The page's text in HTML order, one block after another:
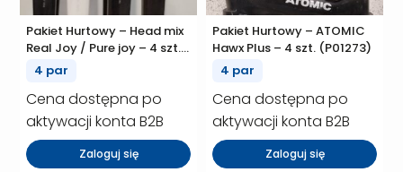
Pakiet Hurtowy – Head mix
Real Joy / Pure joy – 4 szt.
(P01277)
4 par
Cena dostępna po
aktywacji konta B2B
Zaloguj się
Pakiet Hurtowy – ATOMIC
Hawx Plus – 4 szt. (P01273)
4 par
Cena dostępna po
aktywacji konta B2B
Zaloguj się